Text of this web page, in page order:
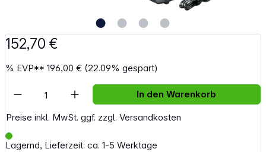
152,70 €
% EVP**196,00 € (22.09% gespart)
Preise inkl. MwSt. ggf. zzgl. Versandkosten
Lagernd, Lieferzeit: ca. 1-5 Werktage
Artikel Anzahl: Gib den gewünschten
In den Warenkorb